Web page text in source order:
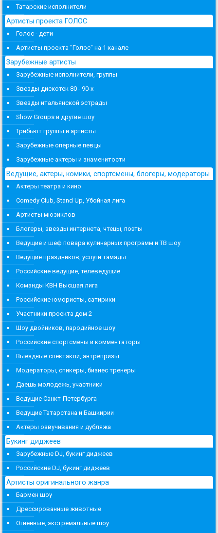
Татарские исполнители
Артисты проекта ГОЛОС
Голос - дети
Артисты проекта "Голос" на 1 канале
Зарубежные артисты
Зарубежные исполнители, группы
Звезды дискотек 80 - 90-х
Звезды итальянской эстрады
Show Groups и другие шоу
Трибьют группы и артисты
Зарубежные оперные певцы
Зарубежные актеры и знаменитости
Ведущие, актеры, комики, спортсмены, блогеры, модераторы
Актеры театра и кино
Comedy Club, Stand Up, Убойная лига
Артисты мюзиклов
Блогеры, звезды интернета, чтецы, поэты
Ведущие и шеф повара кулинарных программ и ТВ шоу
Ведущие праздников, услуги тамады
Российские ведущие, телеведущие
Команды КВН Высшая лига
Российские юмористы, сатирики
Участники проекта дом 2
Шоу двойников, пародийное шоу
Российские спортсмены и комментаторы
Выездные спектакли, антрепризы
Модераторы, спикеры, бизнес тренеры
Даешь молодежь, участники
Ведущие Санкт-Петербурга
Ведущие Татарстана и Башкирии
Актеры озвучивания и дубляжа
Букинг диджеев
Зарубежные DJ, букинг диджеев
Российские DJ, букинг диджеев
Артисты оригинального жанра
Бармен шоу
Дрессированные животные
Огненные, экстремальные шоу